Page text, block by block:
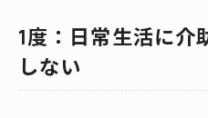
1度：日常生活に介
しない